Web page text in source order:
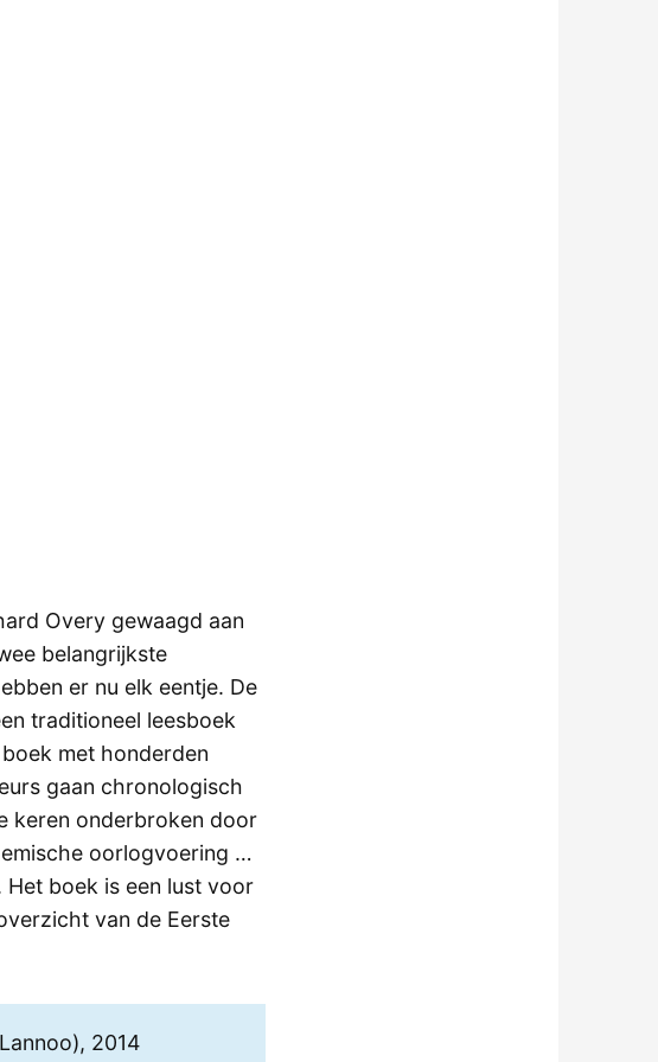
Overy gewaagd aan
belangrijkste
er nu elk eentje. De
traditioneel leesboek
met honderden
gaan chronologisch
keren onderbroken door
oorlogvoering …
boek is een lust voor
van de Eerste
2014